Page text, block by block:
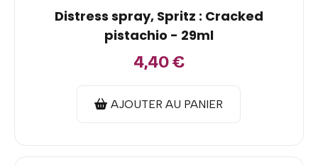
Distress spray, Spritz : Cracked
pistachio - 29ml
4,40€
AJOUTER AU PANIER